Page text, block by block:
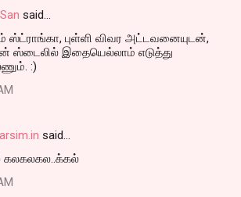
said…
ஸ்ட்ராங்கா, புள்ளி விவர அட்டவனையுடன்,
ஸ்டைலில் இதையெல்லாம் எடுத்து
:)
said…
கலகலகல..க்கல்